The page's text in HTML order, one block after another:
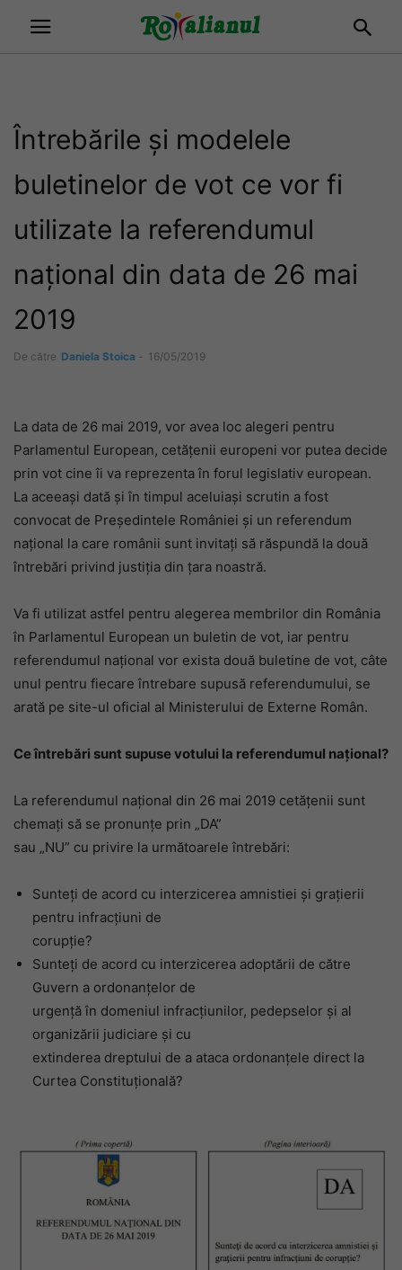
Întrebările și modelele
buletinelor de vot ce vor fi
utilizate la referendumul
naţional din data de 26 mai
2019
De către Daniela Stoica - 16/05/2019
La data de 26 mai 2019, vor avea loc alegeri pentru
Parlamentul European, cetățenii europeni vor putea decide
prin vot cine îi va reprezenta în forul legislativ european.
La aceeași dată și în timpul aceluiași scrutin a fost
convocat de Președintele României și un referendum
național la care românii sunt invitați să răspundă la două
întrebări privind justiția din țara noastră.
Va fi utilizat astfel pentru alegerea membrilor din România
în Parlamentul European un buletin de vot, iar pentru
referendumul național vor exista două buletine de vot, câte
unul pentru fiecare întrebare supusă referendumului, se
arată pe site-ul oficial al Ministerului de Externe Român.
Ce întrebări sunt supuse votului la referendumul național?
La referendumul național din 26 mai 2019 cetățenii sunt
chemați să se pronunțe prin „DA”
sau „NU” cu privire la următoarele întrebări:
Sunteţi de acord cu interzicerea amnistiei şi graţierii
pentru infracţiuni de
corupţie?
Sunteţi de acord cu interzicerea adoptării de către
Guvern a ordonanţelor de
urgenţă în domeniul infracţiunilor, pedepselor şi al
organizării judiciare şi cu
extinderea dreptului de a ataca ordonanţele direct la
Curtea Constituţională?